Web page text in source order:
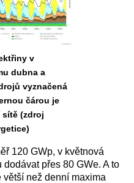
v
dubna a
vyznačená
čárou je
sítě (zdroj
120 GWp, v květnová
přes 80 GWe. A to
větší než denní maxima